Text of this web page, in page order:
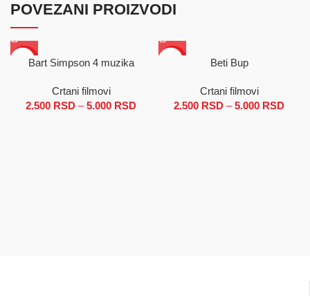
POVEZANI PROIZVODI
SALEBart Simpson 4 muzika
Crtani filmovi
2.500 RSD – 5.000 RSD
Raspon cena: od 2.500 RSD do
Beti Bup
Crtani filmovi
2.500 RSD – 5.000 RSD